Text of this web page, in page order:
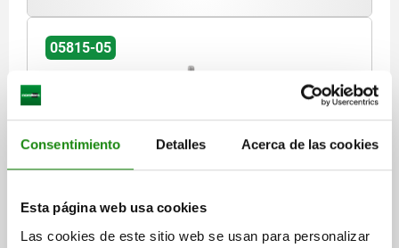
Consentimiento Detalles Acerca de las cookies
Esta página web usa cookies
Las cookies de este sitio web se usan para personalizar
05815-05
F1=3000, ESTÁNDAR 1/2-13X2,5, ACERO INOXIDABLE
ACABADO NATURAL, COMP:PLÁSTICO ROJO